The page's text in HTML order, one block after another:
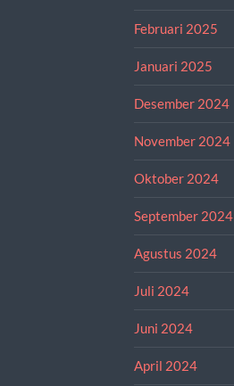
Februari 2025
Januari 2025
Desember 2024
November 2024
Oktober 2024
September 2024
Agustus 2024
Juli 2024
Juni 2024
April 2024